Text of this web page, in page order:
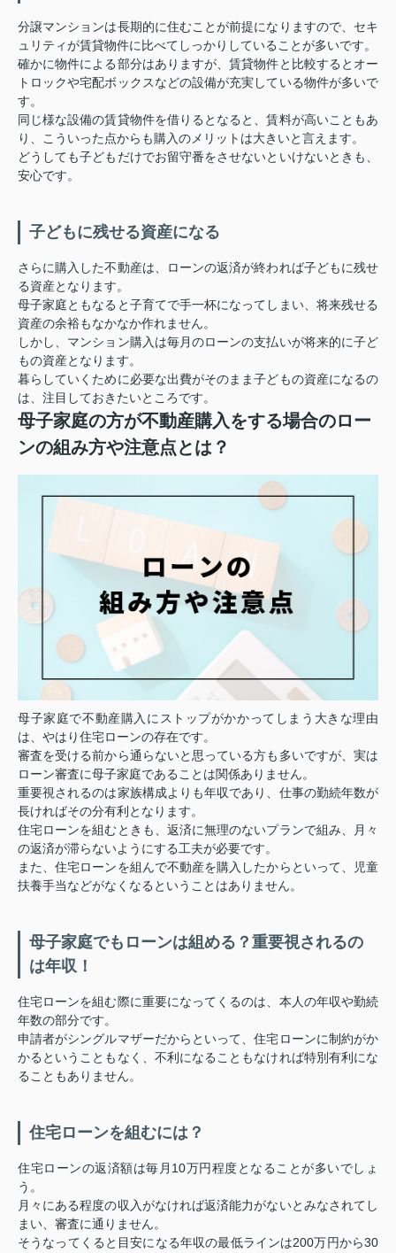
分譲マンションは長期的に住むことが前提になりますので、セキ
ュリティが賃貸物件に比べてしっかりしていることが多いです。
確かに物件による部分はありますが、賃貸物件と比較するとオー
トロックや宅配ボックスなどの設備が充実している物件が多いで
す。
同じ様な設備の賃貸物件を借りるとなると、賃料が高いこともあ
り、こういった点からも購入のメリットは大きいと言えます。
どうしても子どもだけでお留守番をさせないといけないときも、
安心です。
子どもに残せる資産になる
さらに購入した不動産は、ローンの返済が終われば子どもに残せ
る資産となります。
母子家庭ともなると子育てで手一杯になってしまい、将来残せる
資産の余裕もなかなか作れません。
しかし、マンション購入は毎月のローンの支払いが将来的に子ど
もの資産となります。
暮らしていくために必要な出費がそのまま子どもの資産になるの
は、注目しておきたいところです。
母子家庭の方が不動産購入をする場合のロー
ンの組み方や注意点とは？
母子家庭で不動産購入にストップがかかってしまう大きな理由
は、やはり住宅ローンの存在です。
審査を受ける前から通らないと思っている方も多いですが、実は
ローン審査に母子家庭であることは関係ありません。
重要視されるのは家族構成よりも年収であり、仕事の勤続年数が
長ければその分有利となります。
住宅ローンを組むときも、返済に無理のないプランで組み、月々
の返済が滞らないようにする工夫が必要です。
また、住宅ローンを組んで不動産を購入したからといって、児童
扶養手当などがなくなるということはありません。
母子家庭でもローンは組める？重要視されるの
は年収！
住宅ローンを組む際に重要になってくるのは、本人の年収や勤続
年数の部分です。
申請者がシングルマザーだからといって、住宅ローンに制約がか
かるということもなく、不利になることもなければ特別有利にな
ることもありません。
住宅ローンを組むには？
住宅ローンの返済額は毎月10万円程度となることが多いでしょ
う。
月々にある程度の収入がなければ返済能力がないとみなされてし
まい、審査に通りません。
そうなってくると目安になる年収の最低ラインは200万円から30